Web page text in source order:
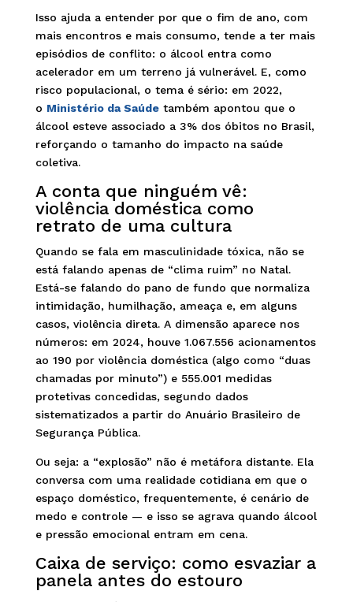
Isso ajuda a entender por que o fim de ano, com
mais encontros e mais consumo, tende a ter mais
episódios de conflito: o álcool entra como
acelerador em um terreno já vulnerável. E, como
risco populacional, o tema é sério: em 2022,
o Ministério da Saúdetambém apontou que o
álcool esteve associado a 3% dos óbitos no Brasil,
reforçando o tamanho do impacto na saúde
coletiva.
A conta que ninguém vê:
violência doméstica como
retrato de uma cultura
Quando se fala em masculinidade tóxica, não se
está falando apenas de “clima ruim” no Natal.
Está-se falando do pano de fundo que normaliza
intimidação, humilhação, ameaça e, em alguns
casos, violência direta. A dimensão aparece nos
números: em 2024, houve 1.067.556 acionamentos
ao 190 por violência doméstica (algo como “duas
chamadas por minuto”) e 555.001 medidas
protetivas concedidas, segundo dados
sistematizados a partir do Anuário Brasileiro de
Segurança Pública.
Ou seja: a “explosão” não é metáfora distante. Ela
conversa com uma realidade cotidiana em que o
espaço doméstico, frequentemente, é cenário de
medo e controle — e isso se agrava quando álcool
e pressão emocional entram em cena.
Caixa de serviço: como esvaziar a
panela antes do estouro